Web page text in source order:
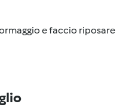
e faccio riposare